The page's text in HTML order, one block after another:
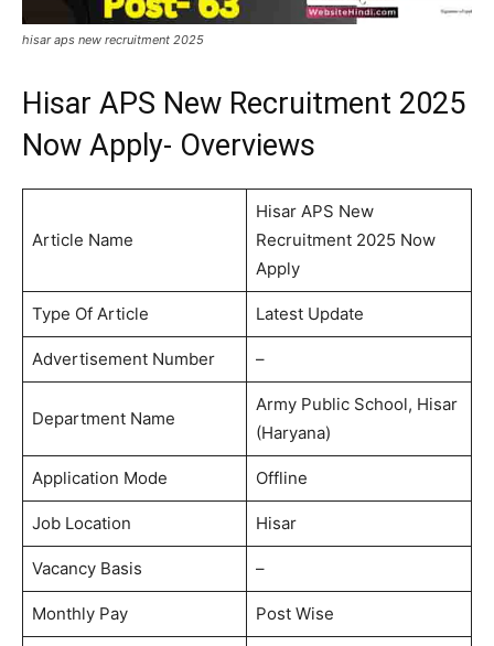
hisar aps new recruitment 2025
Hisar APS New Recruitment 2025
Now Apply- Overviews
Article Name
Hisar APS New
Recruitment 2025 Now
Apply
Type Of Article Latest Update
Advertisement Number –
Department Name
Army Public School, Hisar
(Haryana)
Application Mode Offline
Job Location Hisar
Vacancy Basis –
Monthly Pay Post Wise